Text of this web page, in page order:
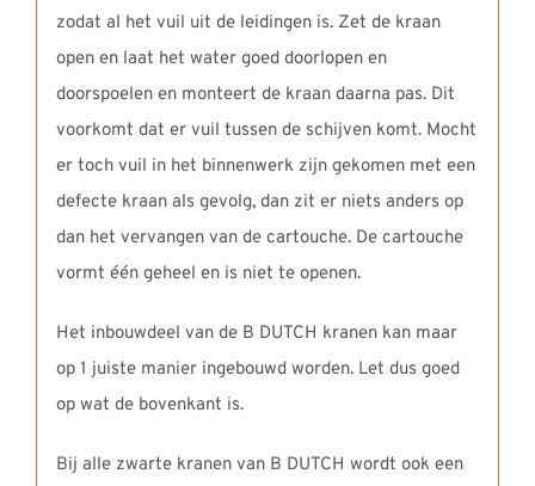
zodat al het vuil uit de leidingen is. Zet de kraan
open en laat het water goed doorlopen en
doorspoelen en monteert de kraan daarna pas. Dit
voorkomt dat er vuil tussen de schijven komt. Mocht
er toch vuil in het binnenwerk zijn gekomen met een
defecte kraan als gevolg, dan zit er niets anders op
dan het vervangen van de cartouche. De cartouche
vormt één geheel en is niet te openen.
Het inbouwdeel van de B DUTCH kranen kan maar
op 1 juiste manier ingebouwd worden. Let dus goed
op wat de bovenkant is.
Bij alle zwarte kranen van B DUTCH wordt ook een